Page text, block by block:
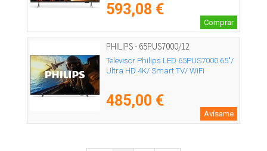
593,08 €
Comprar
PHILIPS - 65PUS7000/12
Televisor Philips LED 65PUS7000 65"/
Ultra HD 4K/ Smart TV/ WiFi
485,00 €
Avísame